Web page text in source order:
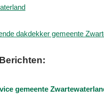
dakdekker gemeente
gemeente